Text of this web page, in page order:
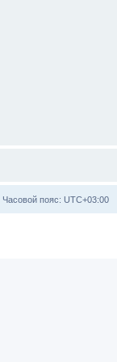
Часовой пояс: UTC+03:00